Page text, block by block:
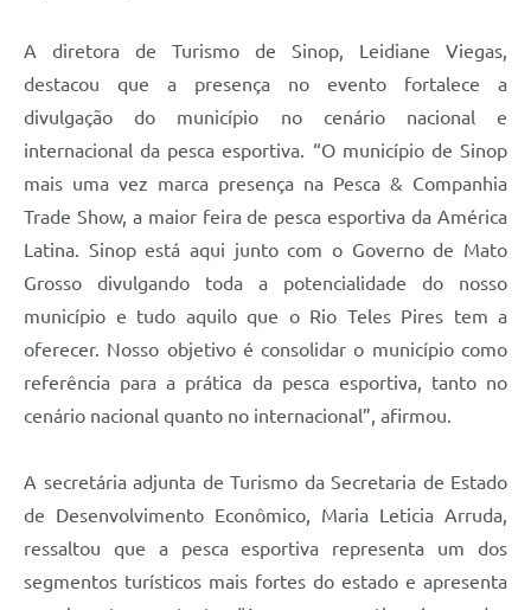
A diretora de Turismo de Sinop, Leidiane Viegas,
destacou que a presença no evento fortalece a
divulgação do município no cenário nacional e
internacional da pesca esportiva. “O município de Sinop
mais uma vez marca presença na Pesca & Companhia
Trade Show, a maior feira de pesca esportiva da América
Latina. Sinop está aqui junto com o Governo de Mato
Grosso divulgando toda a potencialidade do nosso
município e tudo aquilo que o Rio Teles Pires tem a
oferecer. Nosso objetivo é consolidar o município como
referência para a prática da pesca esportiva, tanto no
cenário nacional quanto no internacional”, afirmou.
A secretária adjunta de Turismo da Secretaria de Estado
de Desenvolvimento Econômico, Maria Leticia Arruda,
ressaltou que a pesca esportiva representa um dos
segmentos turísticos mais fortes do estado e apresenta